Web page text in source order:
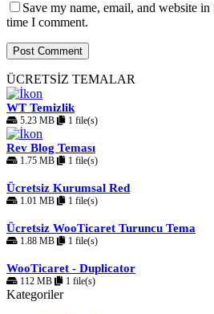
Save my name, email, and website
time I comment.
ÜCRETSİZ TEMALAR
WT Temizlik
5.23 MB 1 file(s)
Rev Blog Teması
1.75 MB 1 file(s)
Ücretsiz Kurumsal Red
1.01 MB 1 file(s)
Ücretsiz WooTicaret Turuncu Tema
1.88 MB 1 file(s)
WooTicaret - Duplicator
112 MB 1 file(s)
Kategoriler